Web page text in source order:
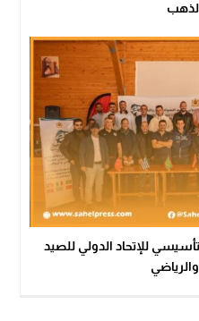
للإتحاد الدولي للصيد